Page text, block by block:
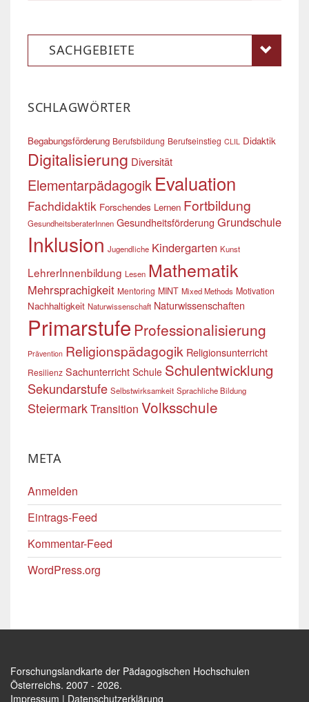
SACHGEBIETE
SCHLAGWÖRTER
Begabungsförderung Berufsbildung Berufseinstieg CLIL Didaktik
Digitalisierung Diversität
Elementarpädagogik Evaluation
Fachdidaktik Forschendes Lernen Fortbildung
GesundheitsberaterInnen Gesundheitsförderung Grundschule
Inklusion Jugendliche Kindergarten Kunst
LehrerInnenbildung Lesen Mathematik
Mehrsprachigkeit Mentoring MINT Mixed Methods Motivation
Nachhaltigkeit Naturwissenschaft Naturwissenschaften
Primarstufe Professionalisierung
Prävention Religionspädagogik Religionsunterricht
Resilienz Sachunterricht Schule Schulentwicklung
Sekundarstufe Selbstwirksamkeit Sprachliche Bildung
SteiermarkTransition Volksschule
META
Anmelden
Eintrags-Feed
Kommentar-Feed
WordPress.org
Forschungslandkarte der Pädagogischen Hochschulen
Österreichs. 2007 - 2026.
Impressum | Datenschutzerklärung